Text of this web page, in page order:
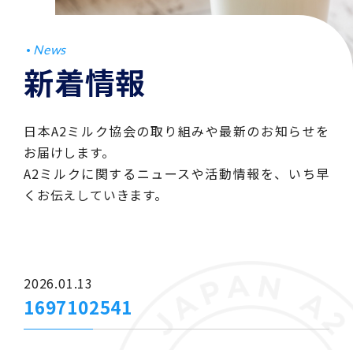
News
新着情報
日本A2ミルク協会の取り組みや最新のお知らせを
お届けします。
A2ミルクに関するニュースや活動情報を、いち早
くお伝えしていきます。
2026.01.13
1697102541